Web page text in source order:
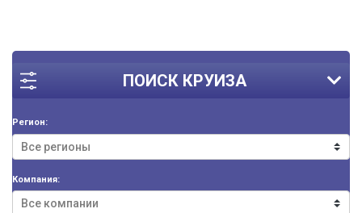
ПОИСК КРУИЗА
Регион:
Компания: